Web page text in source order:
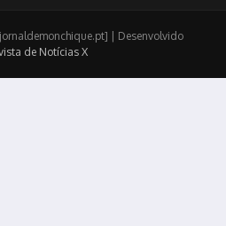
| Desenvolvido
de Notícias X